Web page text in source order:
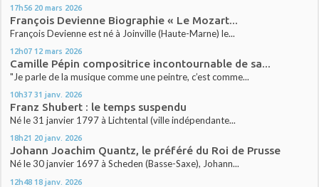
17h56 20 mars 2026
François Devienne Biographie « Le Mozart...
François Devienne est né à Joinville (Haute-Marne) le...
12h07 12 mars 2026
Camille Pépin compositrice incontournable de sa...
"Je parle de la musique comme une peintre, c’est comme...
10h37 31 janv. 2026
Franz Shubert : le temps suspendu
Né le 31 janvier 1797 à Lichtental (ville indépendante...
18h21 20 janv. 2026
Johann Joachim Quantz, le préféré du Roi de Prusse
Né le 30 janvier 1697 à Scheden (Basse-Saxe), Johann...
12h48 18 janv. 2026